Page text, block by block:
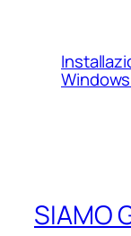
SIAMO